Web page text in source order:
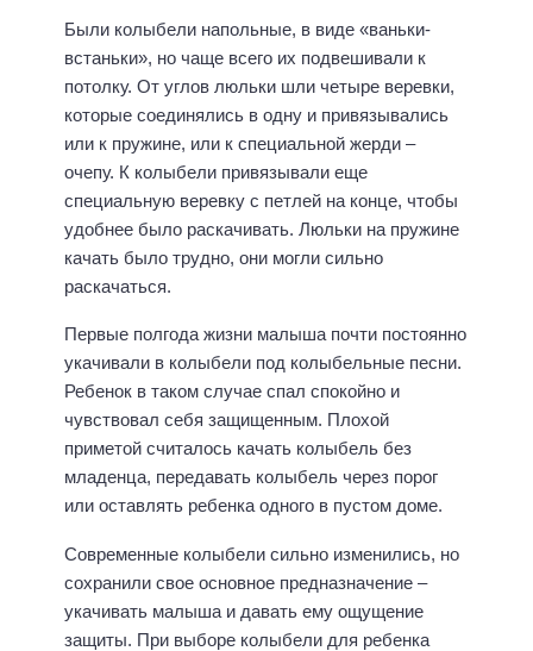
Были колыбели напольные, в виде «ваньки-
встаньки», но чаще всего их подвешивали к
потолку. От углов люльки шли четыре веревки,
которые соединялись в одну и привязывались
или к пружине, или к специальной жерди –
очепу. К колыбели привязывали еще
специальную веревку с петлей на конце, чтобы
удобнее было раскачивать. Люльки на пружине
качать было трудно, они могли сильно
раскачаться.
Первые полгода жизни малыша почти постоянно
укачивали в колыбели под колыбельные песни.
Ребенок в таком случае спал спокойно и
чувствовал себя защищенным. Плохой
приметой считалось качать колыбель без
младенца, передавать колыбель через порог
или оставлять ребенка одного в пустом доме.
Современные колыбели сильно изменились, но
сохранили свое основное предназначение –
укачивать малыша и давать ему ощущение
защиты. При выборе колыбели для ребенка